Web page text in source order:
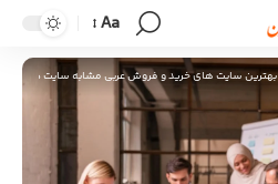
Aa
بهترین سایت های خرید و فروش عربی مشابه سایت دیوار